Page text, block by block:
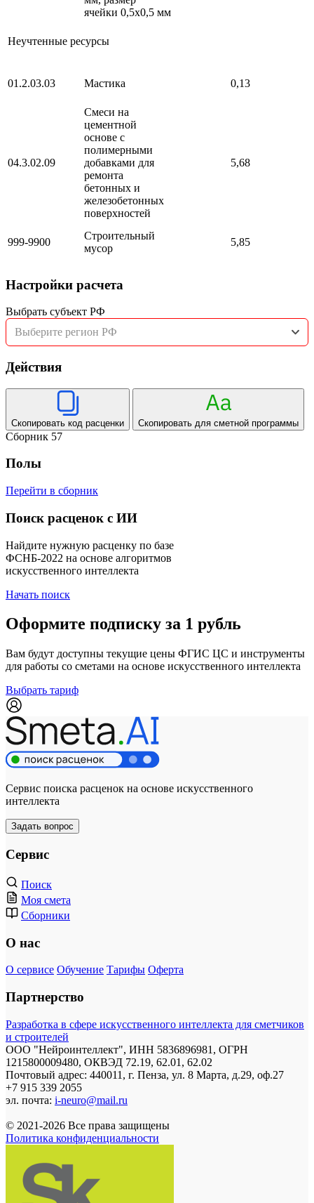
ячейки 0,5х0,5 мм
Неучтенные ресурсы
01.2.03.03 Мастика 0,13
04.3.02.09
Смеси на
цементной
основе с
полимерными
добавками для
ремонта
бетонных и
железобетонных
поверхностей
5,68
999-9900
Строительный
мусор
5,85
Настройки расчета
Выбрать субъект РФ
Выберите регион РФ
Действия
Скопировать код расценки Скопировать для сметной программы
Сборник 57
Полы
Перейти в сборник
Поиск расценок с ИИ
Найдите нужную расценку по базе
ФСНБ-2022 на основе алгоритмов
искусственного интеллекта
Начать поиск
Оформите подписку за 1 рубль
Вам будут доступны текущие цены ФГИС ЦС и инструменты
для работы со сметами на основе искусственного интеллекта
Выбрать тариф
Сервис поиска расценок на основе искусственного
интеллекта
Задать вопрос
Сервис
Поиск
Моя смета
Сборники
О нас
О сервисе Обучение Тарифы Оферта
Партнерство
Разработка в сфере искусственного интеллекта для сметчиков
и строителей
ООО "Нейроинтеллект", ИНН 5836896981, ОГРН
1215800009480, ОКВЭД 72.19, 62.01, 62.02
Почтовый адрес: 440011, г. Пенза, ул. 8 Марта, д.29, оф.27
+7 915 339 2055
эл. почта: i-neuro@mail.ru
© 2021-2026 Все права защищены
Политика конфиденциальности